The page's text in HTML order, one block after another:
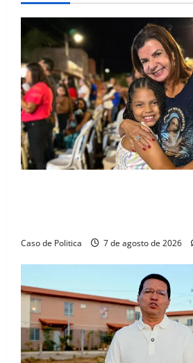
Caso de Politica 7 de agosto de 2026